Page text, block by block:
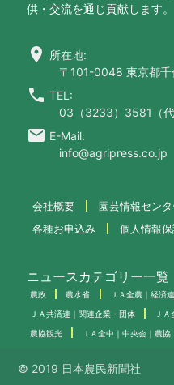
供・交流を通じ貢献します。
location_on 所在地:
〒101-0048 東京都千
call TEL:
03（3233）3581（代
email E-Mail:
info@agripress.co.jp
会社概要 園芸情報センタ
各種お申込み
個人情報
ニュースカテゴリー一覧
農政 農水省 ＪＡ全農｜経済
ＪＡ共済連｜関連企業・団体 Ｊ
農協観光 ＪＡ全中｜中央会｜農協
© 2019 日本農民新聞社